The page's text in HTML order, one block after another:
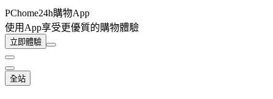
PChome24h購物App
使用App享受更優質的購物體驗
立即體驗
全站